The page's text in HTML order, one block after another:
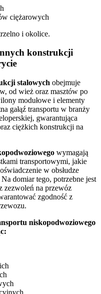
ciężarowych
konstrukcji
stalowych obejmuje
od wież oraz masztów po
modułowe i elementy
gałąź transportu w branży
gwarantująca
ciężkich konstrukcji na
wymagają
transportowymi, jakie
w obsłudze
domiar tego, potrzebne jest
zezwoleń na przewóz
zgodność z
niskopodwoziowego